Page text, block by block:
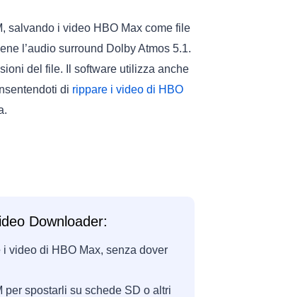
salvando i video HBO Max come file
l’audio surround Dolby Atmos 5.1.
del file. Il software utilizza anche
di rippare i video di HBO
Downloader:
video di HBO Max, senza dover
spostarli su schede SD o altri